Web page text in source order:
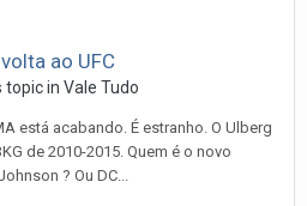
ao UFC
topic in Vale Tudo
está acabando. É estranho. O Ulberg
de 2010-2015. Quem é o novo
? Ou DC...